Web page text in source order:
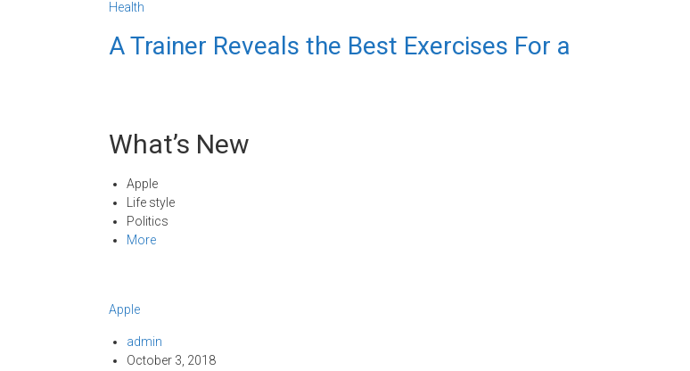
Health
A Trainer Reveals the Best Exercises For a
What’s New
Apple
Life style
Politics
More
Apple
admin
October 3, 2018